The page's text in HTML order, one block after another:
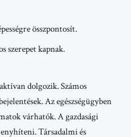
összpontosít.
szerepet kapnak.
dolgozik. Számos
Az egészségügyben
várhatók. A gazdasági
Társadalmi és